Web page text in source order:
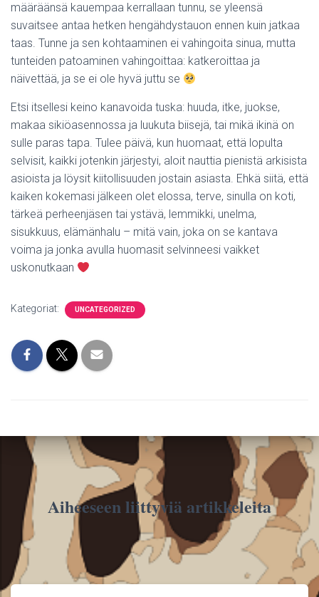
määräänsä kauempaa kerrallaan tunnu, se yleensä
suvaitsee antaa hetken hengähdystauon ennen kuin jatkaa
taas. Tunne ja sen kohtaaminen ei vahingoita sinua, mutta
tunteiden patoaminen vahingoittaa: katkeroittaa ja
näivettää, ja se ei ole hyvä juttu se
Etsi itsellesi keino kanavoida tuska: huuda, itke, juokse,
makaa sikiöasennossa ja luukuta biisejä, tai mikä ikinä on
sulle paras tapa. Tulee päivä, kun huomaat, että lopulta
selvisit, kaikki jotenkin järjestyi, aloit nauttia pienistä arkisista
asioista ja löysit kiitollisuuden jostain asiasta. Ehkä siitä, että
kaiken kokemasi jälkeen olet elossa, terve, sinulla on koti,
tärkeä perheenjäsen tai ystävä, lemmikki, unelma,
sisukkuus, elämänhalu – mitä vain, joka on se kantava
voima ja jonka avulla huomasit selvinneesi vaikket
uskonutkaan
Kategoriat: UNCATEGORIZED
Aiheeseen liittyviä artikkeleita